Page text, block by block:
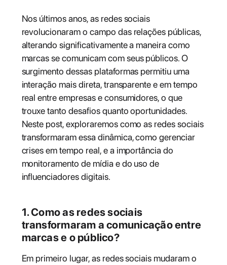
Nos últimos anos, as redes sociais
revolucionaram o campo das relações públicas,
alterando significativamente a maneira como
marcas se comunicam com seus públicos. O
surgimento dessas plataformas permitiu uma
interação mais direta, transparente e em tempo
real entre empresas e consumidores, o que
trouxe tanto desafios quanto oportunidades.
Neste post, exploraremos como as redes sociais
transformaram essa dinâmica, como gerenciar
crises em tempo real, e a importância do
monitoramento de mídia e do uso de
influenciadores digitais.
1. Como as redes sociais
transformaram a comunicação entre
marcas e o público?
Em primeiro lugar, as redes sociais mudaram o